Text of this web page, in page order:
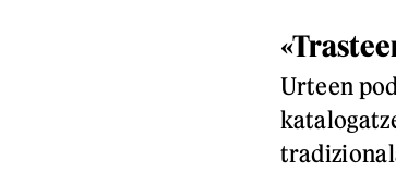
Urteen